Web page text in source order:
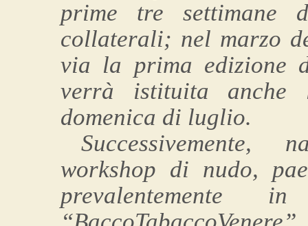
prime tre settimane
collaterali; nel marzo
via la prima edizione
verrà istituita anche
domenica di luglio.
Successivemente,
workshop di nudo,
prevalentemente